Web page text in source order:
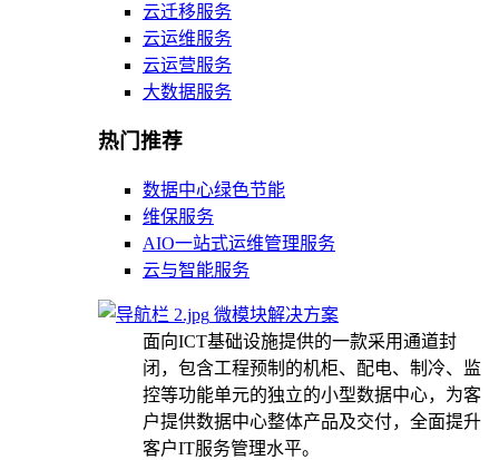
云迁移服务
云运维服务
云运营服务
大数据服务
热门推荐
数据中心绿色节能
维保服务
AIO一站式运维管理服务
云与智能服务
微模块解决方案
面向ICT基础设施提供的一款采用通道封
闭，包含工程预制的机柜、配电、制冷、监
控等功能单元的独立的小型数据中心，为客
户提供数据中心整体产品及交付，全面提升
客户IT服务管理水平。